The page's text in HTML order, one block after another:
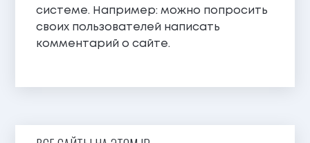
системе. Например: можно попросить
своих пользователей написать
комментарий о сайте.